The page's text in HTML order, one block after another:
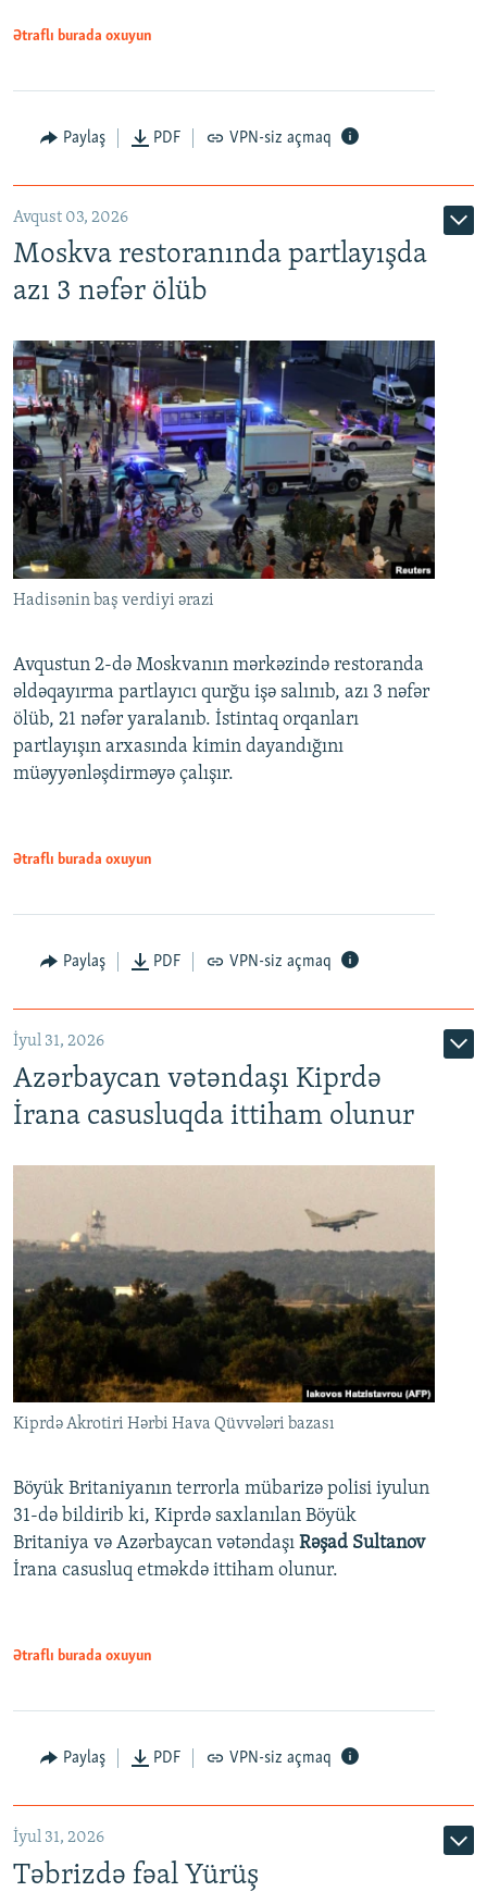
Ətraflı burada oxuyun
Paylaş PDF VPN-siz açmaq
Avqust 03, 2026
Moskva restoranında partlayışda
azı 3 nəfər ölüb
Hadisənin baş verdiyi ərazi
Avqustun 2-də Moskvanın mərkəzində restoranda
əldəqayırma partlayıcı qurğu işə salınıb, azı 3 nəfər
ölüb, 21 nəfər yaralanıb. İstintaq orqanları
partlayışın arxasında kimin dayandığını
müəyyənləşdirməyə çalışır.
Ətraflı burada oxuyun
Paylaş PDF VPN-siz açmaq
İyul 31, 2026
Azərbaycan vətəndaşı Kiprdə
İrana casusluqda ittiham olunur
Kiprdə Akrotiri Hərbi Hava Qüvvələri bazası
Böyük Britaniyanın terrorla mübarizə polisi iyulun
31-də bildirib ki, Kiprdə saxlanılan Böyük
Britaniya və Azərbaycan vətəndaşı Rəşad Sultanov
İrana casusluq etməkdə ittiham olunur.
Ətraflı burada oxuyun
Paylaş PDF VPN-siz açmaq
İyul 31, 2026
Təbrizdə fəal Yürüş